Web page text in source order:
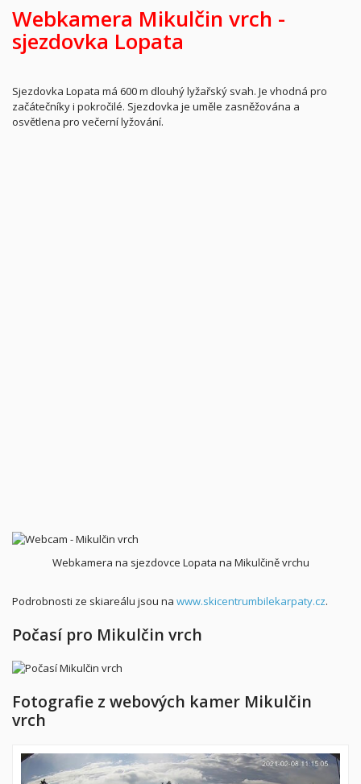
Webkamera Mikulčin vrch -
sjezdovka Lopata
Sjezdovka Lopata má 600 m dlouhý lyžařský svah. Je vhodná pro
začátečníky i pokročilé. Sjezdovka je uměle zasněžována a
osvětlena pro večerní lyžování.
Webkamera na sjezdovce Lopata na Mikulčině vrchu
Podrobnosti ze skiareálu jsou na www.skicentrumbilekarpaty.cz.
Počasí pro Mikulčin vrch
Fotografie z webových kamer Mikulčin
vrch